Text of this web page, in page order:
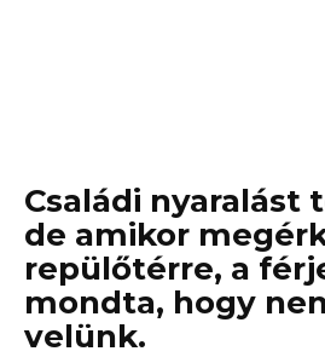
Családi nyaralást
de amikor
repülőtérre, a
mondta, hogy
velünk.